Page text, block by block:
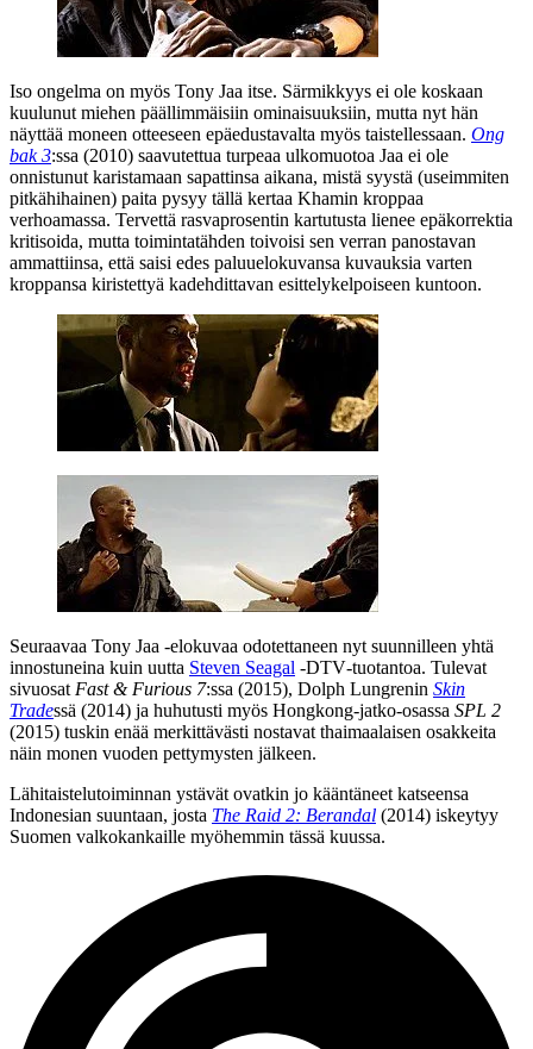
Iso ongelma on myös Tony Jaa itse. Särmikkyys ei ole koskaan
kuulunut miehen päällimmäisiin ominaisuuksiin, mutta nyt hän
näyttää moneen otteeseen epäedustavalta myös taistellessaan. Ong
bak 3:ssa (2010) saavutettua turpeaa ulkomuotoa Jaa ei ole
onnistunut karistamaan sapattinsa aikana, mistä syystä (useimmiten
pitkähihainen) paita pysyy tällä kertaa Khamin kroppaa
verhoamassa. Tervettä rasvaprosentin kartutusta lienee epäkorrektia
kritisoida, mutta toimintatähden toivoisi sen verran panostavan
ammattiinsa, että saisi edes paluuelokuvansa kuvauksia varten
kroppansa kiristettyä kadehdittavan esittelykelpoiseen kuntoon.
Seuraavaa Tony Jaa ‑elokuvaa odotettaneen nyt suunnilleen yhtä
innostuneina kuin uutta Steven Seagal ‑DTV‑tuotantoa. Tulevat
sivuosat Fast & Furious 7:ssa (2015), Dolph Lungrenin Skin
Tradessä (2014) ja huhutusti myös Hongkong-jatko-osassa SPL 2
(2015) tuskin enää merkittävästi nostavat thaimaalaisen osakkeita
näin monen vuoden pettymysten jälkeen.
Lähitaistelutoiminnan ystävät ovatkin jo kääntäneet katseensa
Indonesian suuntaan, josta The Raid 2: Berandal (2014) iskeytyy
Suomen valkokankaille myöhemmin tässä kuussa.